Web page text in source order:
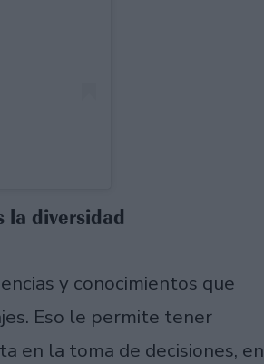
la diversidad
y conocimientos que
Eso le permite tener
en la toma de decisiones, en